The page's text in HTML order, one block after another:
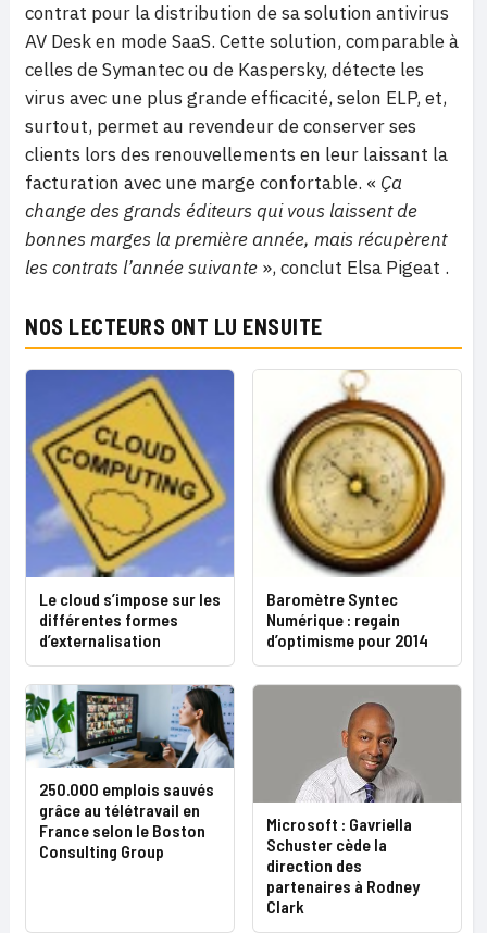
contrat pour la distribution de sa solution antivirus
AV Desk en mode SaaS. Cette solution, comparable à
celles de Symantec ou de Kaspersky, détecte les
virus avec une plus grande efficacité, selon ELP, et,
surtout, permet au revendeur de conserver ses
clients lors des renouvellements en leur laissant la
facturation avec une marge confortable. « Ça
change des grands éditeurs qui vous laissent de
bonnes marges la première année, mais récupèrent
les contrats l’année suivante », conclut Elsa Pigeat .
NOS LECTEURS ONT LU ENSUITE
Le cloud s’impose sur les
différentes formes
d’externalisation
Baromètre Syntec
Numérique : regain
d’optimisme pour 2014
250.000 emplois sauvés
grâce au télétravail en
France selon le Boston
Consulting Group
Microsoft : Gavriella
Schuster cède la
direction des
partenaires à Rodney
Clark